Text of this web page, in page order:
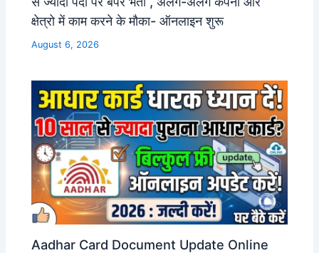
क्षेत्रो में काम करने के मौका- ऑनलाइन शुरू
August 6, 2026
Aadhar Card Document Update Online